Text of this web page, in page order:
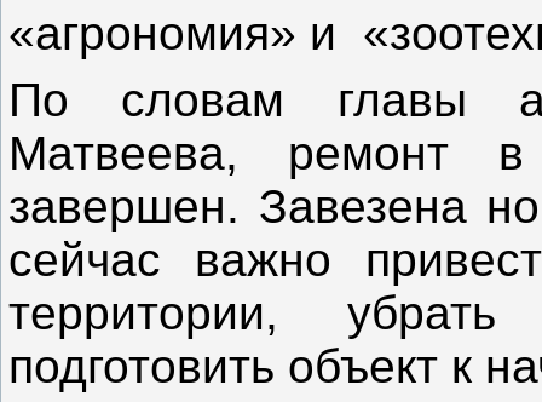
«агрономия» и
По словам главы
Матвеева, ремонт в
завершен. Завезена
сейчас важно
территории,
подготовить объект к